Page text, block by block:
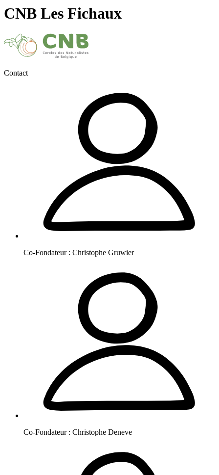
CNB Les Fichaux
Contact
Co-Fondateur : Christophe Gruwier
Co-Fondateur : Christophe Deneve